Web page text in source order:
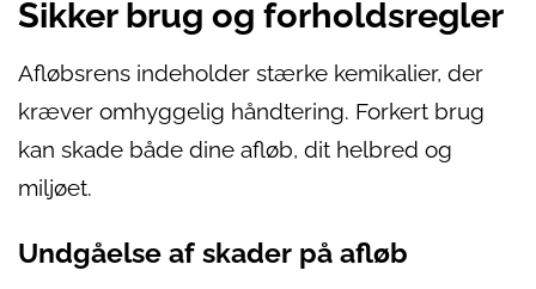
Sikker brug og forholdsregler
Afløbsrens indeholder stærke kemikalier, der
kræver omhyggelig håndtering. Forkert brug
kan skade både dine afløb, dit helbred og
miljøet.
Undgåelse af skader på afløb